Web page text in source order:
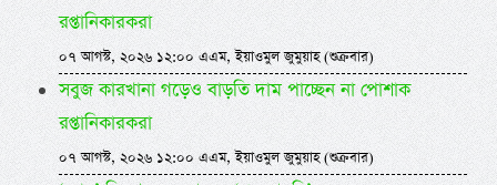
রপ্তানিকারকরা
০৭ আগস্ট, ২০২৬ ১২:০০ এএম, ইয়াওমুল জুমুয়াহ (শুক্রবার)
সবুজ কারখানা গড়েও বাড়তি দাম পাচ্ছেন না পোশাক
রপ্তানিকারকরা
০৭ আগস্ট, ২০২৬ ১২:০০ এএম, ইয়াওমুল জুমুয়াহ (শুক্রবার)